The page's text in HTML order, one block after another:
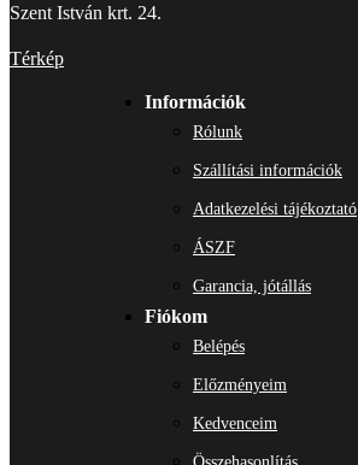
Szent István krt. 24.
Térkép
Információk
Rólunk
Szállítási információk
Adatkezelési tájékoztató
ÁSZF
Garancia, jótállás
Fiókom
Belépés
Előzményeim
Kedvenceim